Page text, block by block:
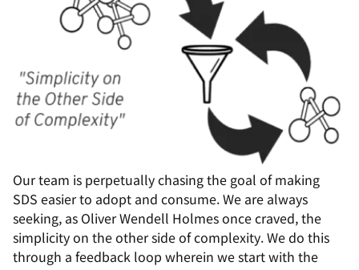
Our team is perpetually chasing the goal of making
SDS easier to adopt and consume. We are always
seeking, as Oliver Wendell Holmes once craved, the
simplicity on the other side of complexity. We do this
through a feedback loop wherein we start with the